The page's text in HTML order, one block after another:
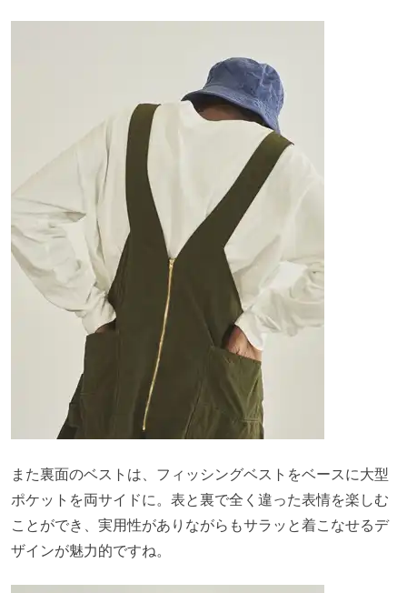
また裏面のベストは、フィッシングベストをベースに大型
ポケットを両サイドに。表と裏で全く違った表情を楽しむ
ことができ、実用性がありながらもサラッと着こなせるデ
ザインが魅力的ですね。